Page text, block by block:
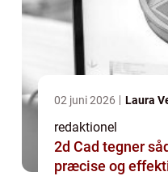
02 juni 2026 Laura
redaktionel
2d Cad tegner sådan skaber du
præcise og